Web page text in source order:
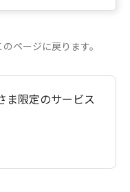
ページに戻ります。
ま限定のサービス